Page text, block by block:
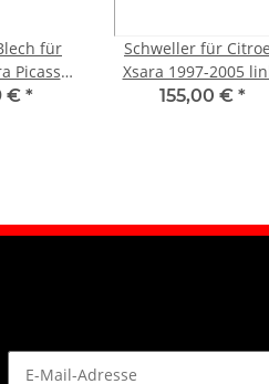
für
Picasso
links
€ *
Schweller für
Xsara 1997-2005
155,00 € *